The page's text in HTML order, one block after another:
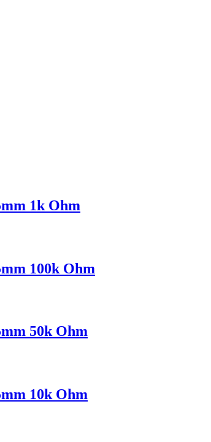
1k Ohm
100k Ohm
50k Ohm
10k Ohm